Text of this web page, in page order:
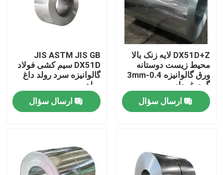
خونه
درباره ما
DX51D+Z لایه زنک بالا
محیط زیست دوستانه
ورق گالوانیزه 0.4-3mm
گرم غوطه ور
ارسال سؤال
JIS ASTM JIS GB
DX51D سیم کشی فولاد
گالوانیزه سرد رولد داغ
رولد
ارسال سؤال